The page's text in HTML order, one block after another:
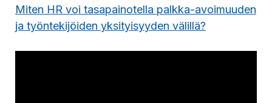
Miten HR voi tasapainotella palkka-avoimuuden
ja työntekijöiden yksityisyyden välillä?